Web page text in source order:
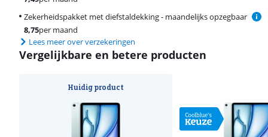
Zekerheidspakket met diefstaldekking - maandelijks opzegbaar
8,75per maand
Lees meer over verzekeringen
Vergelijkbare en betere producten
Huidig product